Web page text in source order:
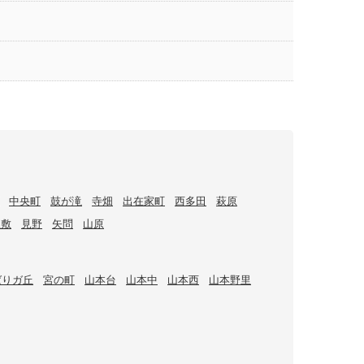
中央町 鼓が滝 寺畑 出在家町 西多田
萩原
見野 矢問 山原
ガ丘 宮の町 山本台 山本中 山本西
山本野里